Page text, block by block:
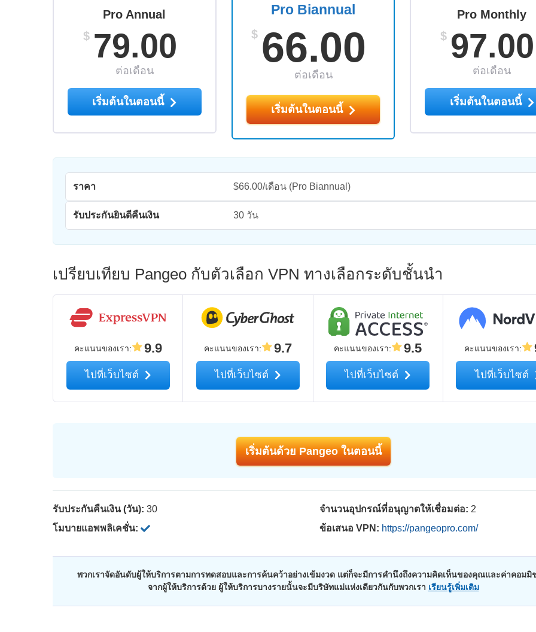
Pro Biannual
$ 66.00
ต่อเดือน
เริ่มต้นในตอนนี้
Pro Annual
$ 79.00
ต่อเดือน
เริ่มต้นในตอนนี้
Pro Monthly
$ 97.00
ต่อเดือน
เริ่มต้นในตอนนี้
ราคา $66.00/เดือน(Pro Biannual)
รับประกันยินดีคืนเงิน 30 วัน
เปรียบเทียบ Pangeo กับตัวเลือก VPN ทางเลือกระดับชั้นนำ
คะแนนของเรา: 9.9
ไปที่เว็บไซต์
คะแนนของเรา: 9.7
ไปที่เว็บไซต์
คะแนนของเรา: 9.5
ไปที่เว็บไซต์
คะแนนของเรา:
ไปที่เว็บไซต์
เริ่มต้นด้วย Pangeo ในตอนนี้
รับประกันคืนเงิน (วัน): 30
โมบายแอพพลิเคชั่น:
จำนวนอุปกรณ์ที่อนุญาตให้เชื่อมต่อ: 2
ข้อเสนอ VPN: https://pangeopro.com/
พวกเราจัดอันดับผู้ให้บริการตามการทดสอบและการค้นคว้าอย่างเข้มงวด แต่ก็จะมีการคำนึงถึงความคิดเห็นของคุณและค่าคอม
จากผู้ให้บริการด้วย ผู้ให้บริการบางรายนั้นจะมีบริษัทแม่แห่งเดียวกันกับพวกเรา เรียนรู้เพิ่มเติม